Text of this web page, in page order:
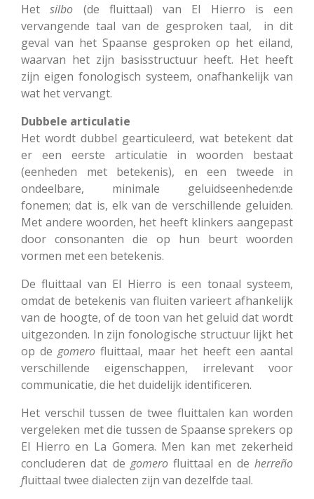
Hetsilbo (de fluittaal) van El Hierro is een
vervangende taal van de gesproken taal, in dit
geval van het Spaanse gesproken op het eiland,
waarvan het zijn basisstructuur heeft. Het heeft
zijn eigen fonologisch systeem, onafhankelijk van
wat het vervangt.
Dubbele articulatie
Het wordt dubbel gearticuleerd, wat betekent dat
er een eerste articulatie in woorden bestaat
(eenheden met betekenis), en een tweede in
ondeelbare, minimale geluidseenheden:de
fonemen; dat is, elk van de verschillende geluiden.
Met andere woorden, het heeft klinkers aangepast
door consonanten die op hun beurt woorden
vormen met een betekenis.
De fluittaal van El Hierro is een tonaal systeem,
omdat de betekenis van fluiten varieert afhankelijk
van de hoogte, of de toon van het geluid dat wordt
uitgezonden. In zijn fonologische structuur lijkt het
op de gomero fluittaal, maar het heeft een aantal
verschillende eigenschappen, irrelevant voor
communicatie, die het duidelijk identificeren.
Het verschil tussen de twee fluittalen kan worden
vergeleken met die tussen de Spaanse sprekers op
El Hierro en La Gomera. Men kan met zekerheid
concluderen dat de gomerofluittaal en deherreño
fluittaal twee dialecten zijn van dezelfde taal.